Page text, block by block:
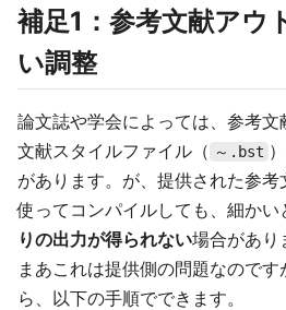
補足1：参考文献アウ
い調整
論文誌や学会によっては、参考
文献スタイルファイル（ ～.bst
があります。が、提供された参
使ってコンパイルしても、細かい
りの出力が得られない場合があり
まあこれは提供側の問題なので
ら、以下の手順でできます。